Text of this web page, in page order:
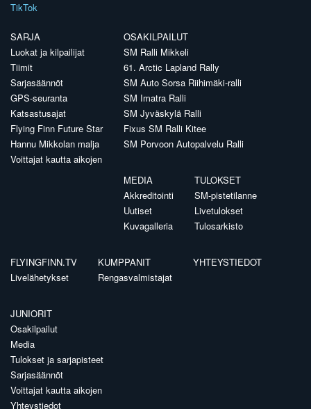
TikTok
SARJA
Luokat ja kilpailijat
Tiimit
Sarjasäännöt
GPS-seuranta
Katsastusajat
Flying Finn Future Star
Hannu Mikkolan malja
Voittajat kautta aikojen
OSAKILPAILUT
SM Ralli Mikkeli
61. Arctic Lapland Rally
SM Auto Sorsa Riihimäki-ralli
SM Imatra Ralli
SM Jyväskylä Ralli
Fixus SM Ralli Kitee
SM Porvoon Autopalvelu Ralli
MEDIA
Akkreditointi
Uutiset
Kuvagalleria
TULOKSET
SM-pistetilanne
Livetulokset
Tulosarkisto
FLYINGFINN.TV
Livelähetykset
KUMPPANIT
Rengasvalmistajat
YHTEYSTIEDOT
JUNIORIT
Osakilpailut
Media
Tulokset ja sarjapisteet
Sarjasäännöt
Voittajat kautta aikojen
Yhteystiedot